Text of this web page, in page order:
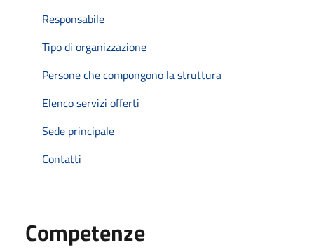
Responsabile
Tipo di organizzazione
Persone che compongono la struttura
Elenco servizi offerti
Sede principale
Contatti
Competenze